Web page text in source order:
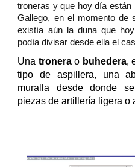
troneras y que hoy día están
Gallego, en el momento de
existía aún la duna que
podía divisar desde ella el
Una tronerao buhedera,
tipo de aspillera, una
muralla desde donde
piezas de artillería ligera o